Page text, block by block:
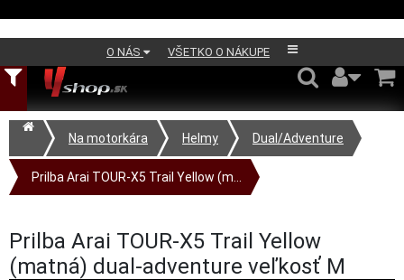
O NÁS VŠETKO O NÁKUPE
Na motorkára Helmy Dual/Adventure
Prilba Arai TOUR-X5 Trail Yellow (m...
Prilba Arai TOUR-X5 Trail Yellow
(matná) dual-adventure veľkosť M